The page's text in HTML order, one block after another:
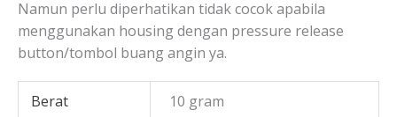
Namun perlu diperhatikan tidak cocok apabila
menggunakan housing dengan pressure release
button/tombol buang angin ya.
Berat 10 gram